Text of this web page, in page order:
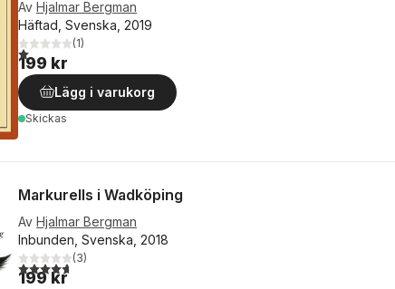
Av Hjalmar Bergman
Häftad, Svenska, 2019
1,0utav 5 stjärnor. Totalt antal röster:
(1)
199 kr
Lägg i varukorg
Skickas
Markurells i Wadköping
Av Hjalmar Bergman
Inbunden, Svenska, 2018
4,7utav 5 stjärnor. Totalt antal röster:
(3)
199 kr